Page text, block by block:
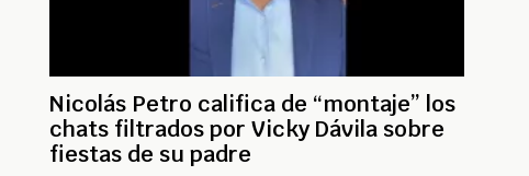
Nicolás Petro califica de “montaje” los
chats filtrados por Vicky Dávila sobre
fiestas de su padre